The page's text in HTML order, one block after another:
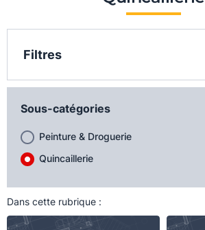
Filtres
Sous-catégories
Peinture & Droguerie
Quincaillerie
Dans cette rubrique :